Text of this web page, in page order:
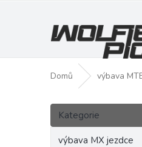
Domů výbava
P
s
Přeskočit
kategorie
Kategorie
výbava MX jezdce